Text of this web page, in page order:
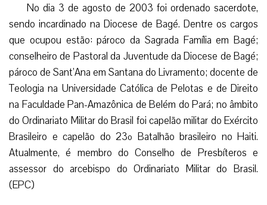
No dia 3 de agosto de 2003 foi ordenado sacerdote,
sendo incardinado na Diocese de Bagé. Dentre os cargos
que ocupou estão: pároco da Sagrada Família em Bagé;
conselheiro de Pastoral da Juventude da Diocese de Bagé;
pároco de Sant’Ana em Santana do Livramento; docente de
Teologia na Universidade Católica de Pelotas e de Direito
na Faculdade Pan-Amazônica de Belém do Pará; no âmbito
do Ordinariato Militar do Brasil foi capelão militar do Exército
Brasileiro e capelão do 23º Batalhão brasileiro no Haiti.
Atualmente, é membro do Conselho de Presbíteros e
assessor do arcebispo do Ordinariato Militar do Brasil.
(EPC)